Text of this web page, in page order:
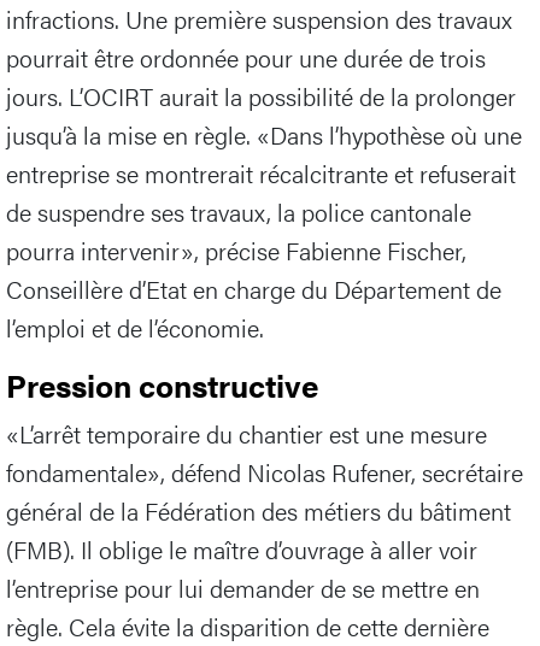
infractions. Une première suspension des travaux
pourrait être ordonnée pour une durée de trois
jours. L’OCIRT aurait la possibilité de la prolonger
jusqu’à la mise en règle. «Dans l’hypothèse où une
entreprise se montrerait récalcitrante et refuserait
de suspendre ses travaux, la police cantonale
pourra intervenir», précise Fabienne Fischer,
Conseillère d’Etat en charge du Département de
l’emploi et de l’économie.
Pression constructive
«L’arrêt temporaire du chantier est une mesure
fondamentale», défend Nicolas Rufener, secrétaire
général de la Fédération des métiers du bâtiment
(FMB). Il oblige le maître d’ouvrage à aller voir
l’entreprise pour lui demander de se mettre en
règle. Cela évite la disparition de cette dernière